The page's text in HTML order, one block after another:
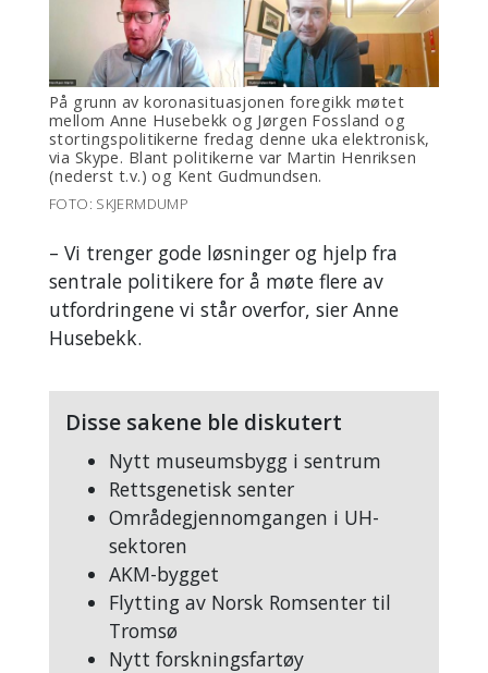
På grunn av koronasituasjonen foregikk møtet
mellom Anne Husebekk og Jørgen Fossland og
stortingspolitikerne fredag denne uka elektronisk,
via Skype. Blant politikerne var Martin Henriksen
(nederst t.v.) og Kent Gudmundsen.
FOTO: SKJERMDUMP
– Vi trenger gode løsninger og hjelp fra
sentrale politikere for å møte flere av
utfordringene vi står overfor, sier Anne
Husebekk.
Disse sakene ble diskutert
Nytt museumsbygg i sentrum
Rettsgenetisk senter
Områdegjennomgangen i UH-
sektoren
AKM-bygget
Flytting av Norsk Romsenter til
Tromsø
Nytt forskningsfartøy